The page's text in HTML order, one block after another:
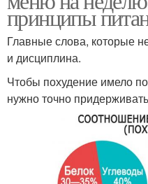
принципы
Главные слова, которые
и дисциплина.
Чтобы похудение имело
нужно точно